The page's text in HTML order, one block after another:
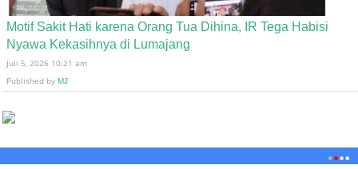
Motif Sakit Hati karena Orang Tua Dihina, IR Tega Habisi
Nyawa Kekasihnya di Lumajang
Juli 5, 2026 10:21 am
Published by MJ